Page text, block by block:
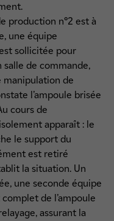
production n°2 est à
une équipe
sollicitée pour
de commande,
manipulation de
l’ampoule brisée
cours de
apparaît : le
le support du
est retiré
la situation. Un
une seconde équipe
de l’ampoule
assurant la